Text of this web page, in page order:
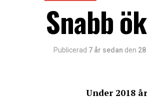
Snabb
Publicerad 7 år sedan den
Under 2018